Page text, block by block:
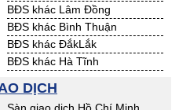
BĐS khác Lâm Đồng
BĐS khác Bình Thuận
BĐS khác ĐắkLắk
BĐS khác Hà Tĩnh
BĐS khác Phú Yên
DỊCH